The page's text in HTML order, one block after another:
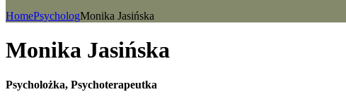
HomePsychologMonika Jasińska
Monika Jasińska
Psycholożka, Psychoterapeutka